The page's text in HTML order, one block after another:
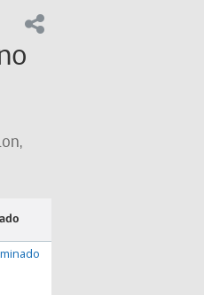
Compartir en: